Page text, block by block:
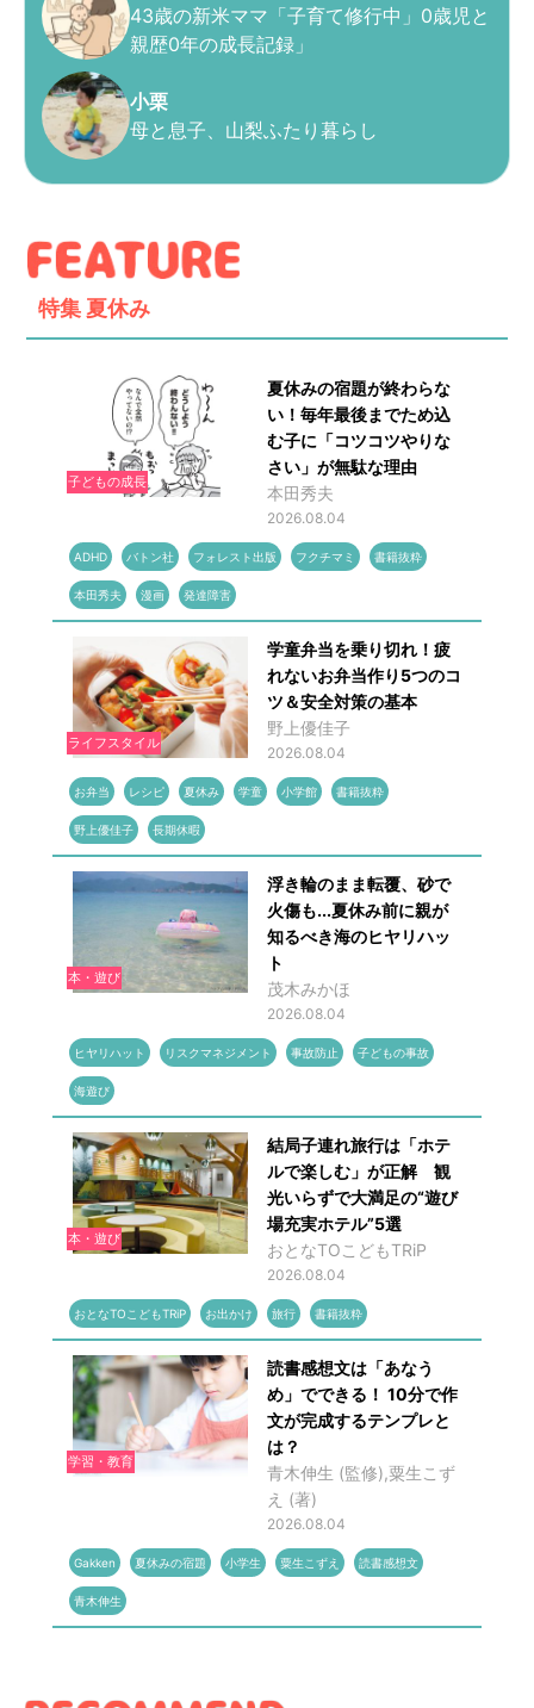
43歳の新米ママ「子育て修行中」0歳児と
親歴0年の成長記録」
小栗
母と息子、山梨ふたり暮らし
特集 夏休み
子どもの成長
夏休みの宿題が終わらな
い！毎年最後までため込
む子に「コツコツやりな
さい」が無駄な理由
本田秀夫
2026.08.04
ADHD バトン社 フォレスト出版 フクチマミ 書籍抜粋
本田秀夫 漫画 発達障害
ライフスタイル
学童弁当を乗り切れ！疲
れないお弁当作り5つのコ
ツ＆安全対策の基本
野上優佳子
2026.08.04
お弁当 レシピ 夏休み 学童 小学館 書籍抜粋
野上優佳子 長期休暇
本・遊び
浮き輪のまま転覆、砂で
火傷も...夏休み前に親が
知るべき海のヒヤリハッ
ト
茂木みかほ
2026.08.04
ヒヤリハット リスクマネジメント 事故防止 子どもの事故
海遊び
本・遊び
結局子連れ旅行は「ホテ
ルで楽しむ」が正解 観
光いらずで大満足の“遊び
場充実ホテル”5選
おとなTOこどもTRiP
2026.08.04
おとなTOこどもTRiP お出かけ 旅行 書籍抜粋
学習・教育
読書感想文は「あなう
め」でできる！ 10分で作
文が完成するテンプレと
は？
青木伸生 (監修),粟生こず
え (著)
2026.08.04
Gakken 夏休みの宿題 小学生 粟生こずえ 読書感想文
青木伸生